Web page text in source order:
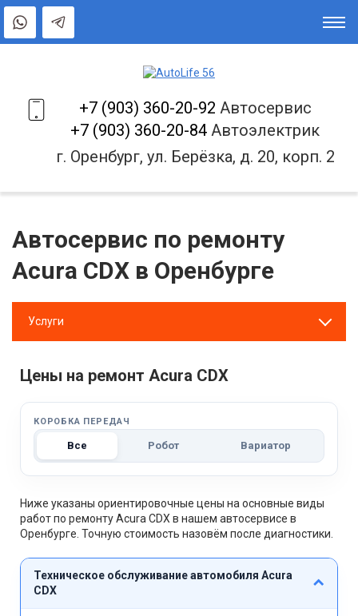
+7 (903) 360-20-92 Автосервис
+7 (903) 360-20-84 Автоэлектрик
г. Оренбург, ул. Берёзка, д. 20, корп. 2
Автосервис по ремонту
Acura CDX в Оренбурге
Услуги
Цены на ремонт Acura CDX
КОРОБКА ПЕРЕДАЧ
Все Робот Вариатор
Ниже указаны ориентировочные цены на основные виды
работ по ремонту Acura CDX в нашем автосервисе в
Оренбурге. Точную стоимость назовём после диагностики.
Техническое обслуживание автомобиля Acura
CDX